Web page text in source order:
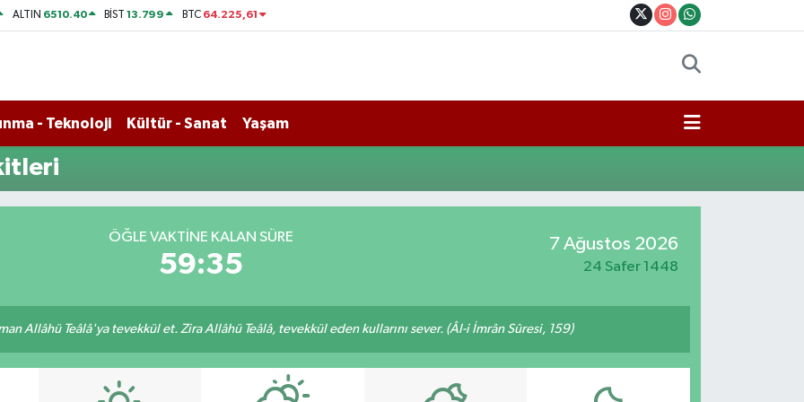
ALTIN 6510.40 BİST13.799 BTC 64.225,61
- Teknoloji Kültür - Sanat Yaşam
ÖĞLE VAKTINE KALAN SÜRE
59:35
7 Ağustos 2026
24 Safer 1448
Allâhü Teâlâ'ya tevekkül et. Zira Allâhü Teâlâ, tevekkül eden kullarını sever. (Âl-i İmrân Sûresi, 159)